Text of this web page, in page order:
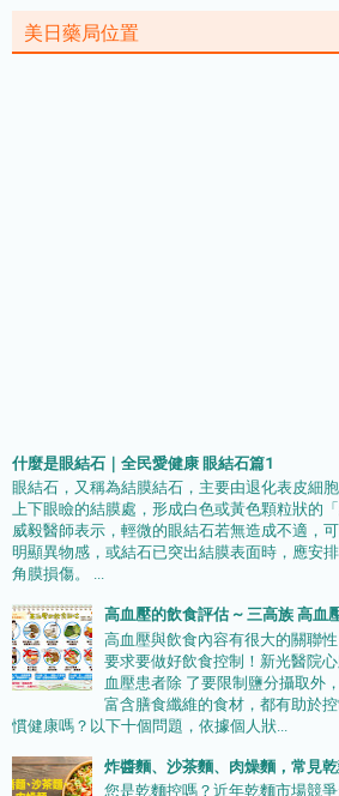
美日藥局位置
什麼是眼結石｜全民愛健康 眼結石篇1
眼結石，又稱為結膜結石，主要由退化表皮細
上下眼瞼的結膜處，形成白色或黃色顆粒狀的
威毅醫師表示，輕微的眼結石若無造成不適，
明顯異物感，或結石已突出結膜表面時，應安
角膜損傷。 ...
高血壓的飲食評估 ~ 三高族 高血
高血壓與飲食內容有很大的關聯
要求要做好飲食控制！新光醫院
血壓患者除 了要限制鹽分攝取外
富含膳食纖維的食材，都有助於
慣健康嗎？以下十個問題，依據個人狀...
炸醬麵、沙茶麵、肉燥麵，常見乾
您是乾麵控嗎？近年乾麵市場競